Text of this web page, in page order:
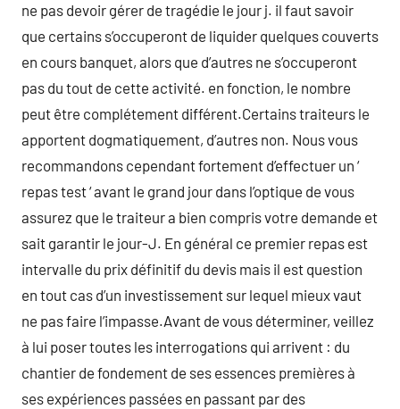
ne pas devoir gérer de tragédie le jour j. il faut savoir
que certains s’occuperont de liquider quelques couverts
en cours banquet, alors que d’autres ne s’occuperont
pas du tout de cette activité. en fonction, le nombre
peut être complétement différent.Certains traiteurs le
apportent dogmatiquement, d’autres non. Nous vous
recommandons cependant fortement d’effectuer un ‘
repas test ‘ avant le grand jour dans l’optique de vous
assurez que le traiteur a bien compris votre demande et
sait garantir le jour-J. En général ce premier repas est
intervalle du prix définitif du devis mais il est question
en tout cas d’un investissement sur lequel mieux vaut
ne pas faire l’impasse.Avant de vous déterminer, veillez
à lui poser toutes les interrogations qui arrivent : du
chantier de fondement de ses essences premières à
ses expériences passées en passant par des